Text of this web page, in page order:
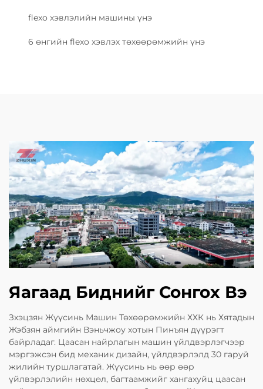
flexo хэвлэлийн машины үнэ
6 өнгийн flexo хэвлэх төхөөрөмжийн үнэ
Яагаад Биднийг Сонгох Вэ
Зхэцзян Жүүсинь Машин Төхөөрөмжийн ХХК нь Хятадын
Жэбзян аймгийн Вэньчжоу хотын Пинъян дүүрэгт
байрладаг. Цаасан найрлагын машин үйлдвэрлэгчээр
мэргэжсэн бид механик дизайн, үйлдвэрлэлд 30 гаруй
жилийн туршлагатай. Жүүсинь нь өөр өөр
үйлвэрлэлийн нөхцөл, багтаамжийг хангахуйц цаасан